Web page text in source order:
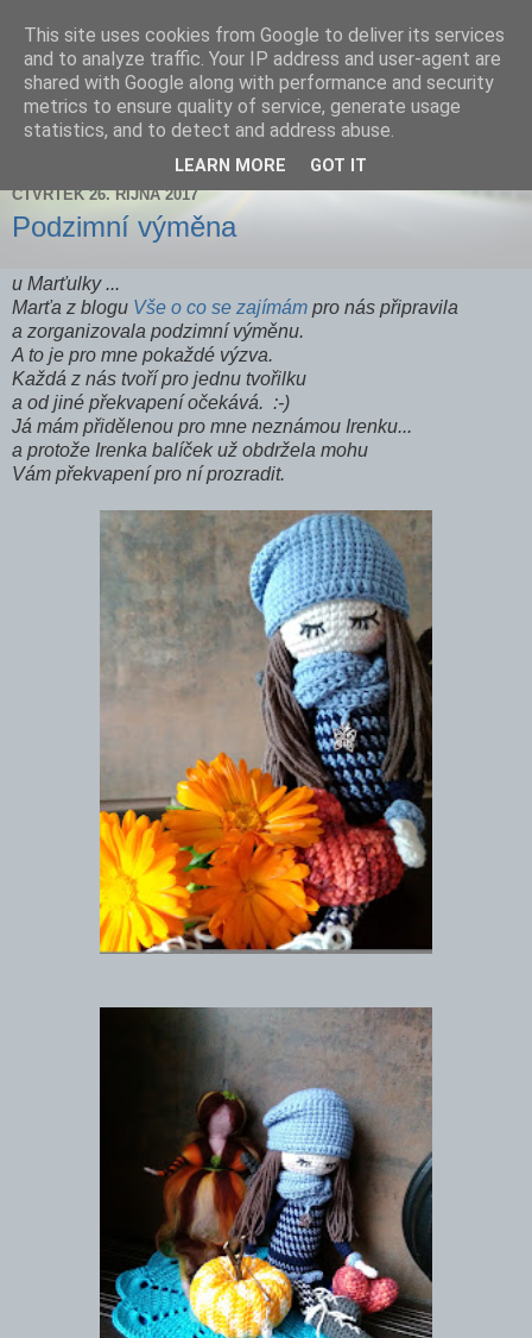
Zdenička
ČTVRTEK 26. ŘÍJNA 2017
Podzimní výměna
u Marťulky ...
Marťa z blogu Vše o co se zajímám pro nás připravila
a zorganizovala podzimní výměnu.
A to je pro mne pokaždé výzva.
Každá z nás tvoří pro jednu tvořilku
a od jiné překvapení očekává. :-)
Já mám přidělenou pro mne neznámou Irenku...
a protože Irenka balíček už obdržela mohu
Vám překvapení pro ní prozradit.
This site uses cookies from Google to deliver its services
and to analyze traffic. Your IP address and user-agent are
shared with Google along with performance and security
metrics to ensure quality of service, generate usage
statistics, and to detect and address abuse.
LEARN MORE GOT IT